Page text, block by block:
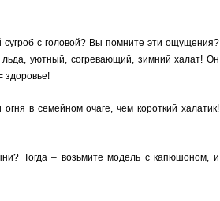
сугроб с головой? Вы помните эти ощущения?
уютный, согревающий, зимний халат! Он
здоровье!
в семейном очаге, чем короткий халатик!
Тогда – возьмите модель с капюшоном, и